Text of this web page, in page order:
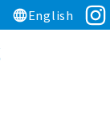
English